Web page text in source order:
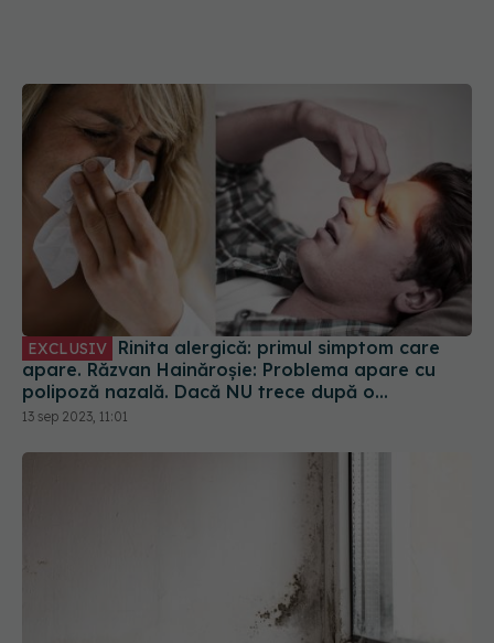
EXCLUSIV
apare. Răzvan Hainăroșie: Problema apare cu
polipoză nazală. Dacă NU trece după o
săptămână, mergi la medic
13 sep 2023, 11:01